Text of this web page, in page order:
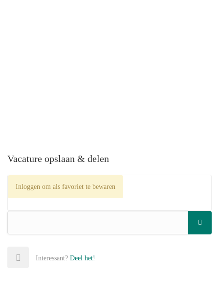
Vacature opslaan & delen
Inloggen om als favoriet te bewaren
Interessant? Deel het!